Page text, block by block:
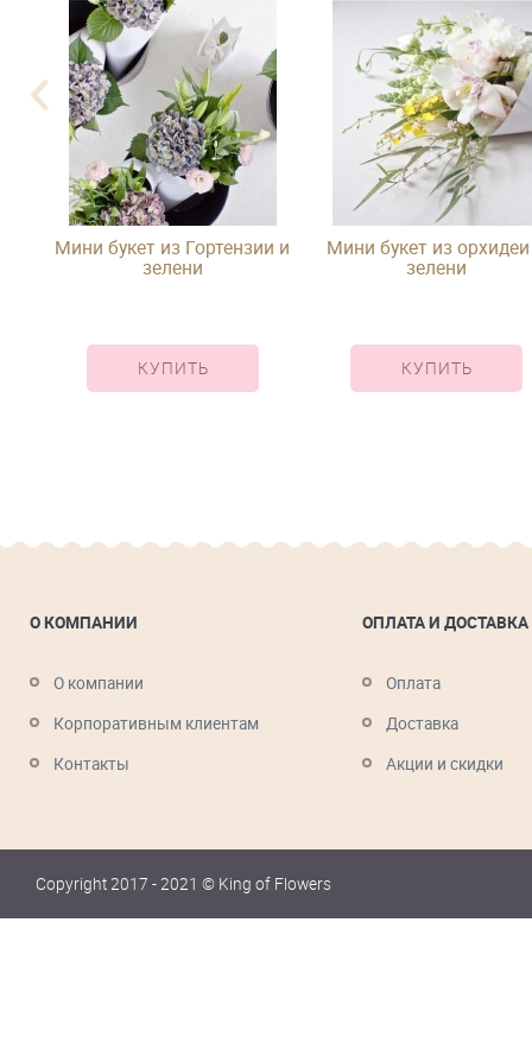
Мини букет из Гортензии и
зелени
КУПИТЬ
Мини букет из
зелени
КУПИТЬ
О КОМПАНИИ
О компании
Корпоративным клиентам
Контакты
ОПЛАТА И ДОСТАВКА
Оплата
Доставка
Акции и скидки
Copyright 2017 - 2021 © King of Flowers